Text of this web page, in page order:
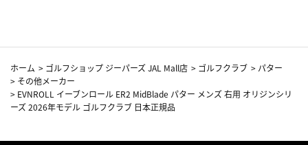
ホーム > ゴルフショップ ジーパーズ JAL Mall店 > ゴルフクラブ > パター
> その他メーカー
> EVNROLL イーブンロール ER2 MidBlade パター メンズ 右用 オリジンシリ
ーズ 2026年モデル ゴルフクラブ 日本正規品